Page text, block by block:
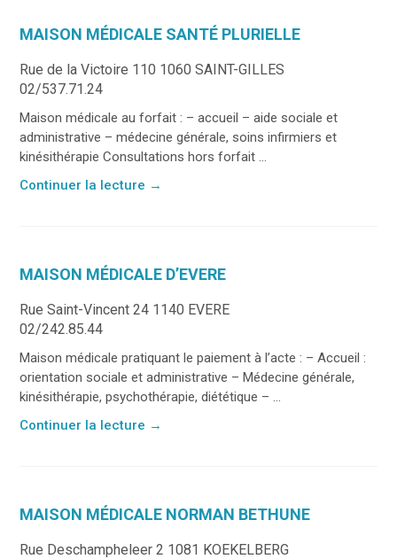
MAISON MÉDICALE SANTÉ PLURIELLE
Rue de la Victoire 110 1060 SAINT-GILLES
02/537.71.24
Maison médicale au forfait : – accueil – aide sociale et
administrative – médecine générale, soins infirmiers et
kinésithérapie Consultations hors forfait ...
Continuer la lecture →
MAISON MÉDICALE D’EVERE
Rue Saint-Vincent 24 1140 EVERE
02/242.85.44
Maison médicale pratiquant le paiement à l’acte : – Accueil :
orientation sociale et administrative – Médecine générale,
kinésithérapie, psychothérapie, diététique – ...
Continuer la lecture →
MAISON MÉDICALE NORMAN BETHUNE
Rue Deschampheleer 2 1081 KOEKELBERG